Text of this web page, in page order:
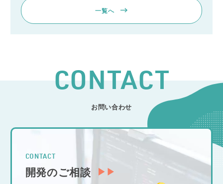
一覧へ
CONTACT
お問い合わせ
CONTACT
開発のご相談